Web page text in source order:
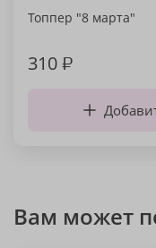
Топпер "8 марта"
310₽
Вам может